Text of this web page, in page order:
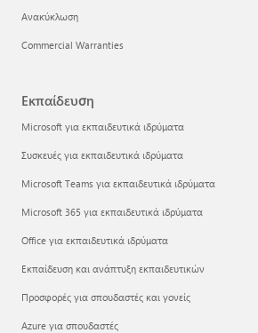
Ανακύκλωση
Commercial Warranties
Εκπαίδευση
Microsoft για εκπαιδευτικά ιδρύματα
Συσκευές για εκπαιδευτικά ιδρύματα
Microsoft Teams για εκπαιδευτικά ιδρύματα
Microsoft 365 για εκπαιδευτικά ιδρύματα
Office για εκπαιδευτικά ιδρύματα
Εκπαίδευση και ανάπτυξη εκπαιδευτικών
Προσφορές για σπουδαστές και γονείς
Azure για σπουδαστές